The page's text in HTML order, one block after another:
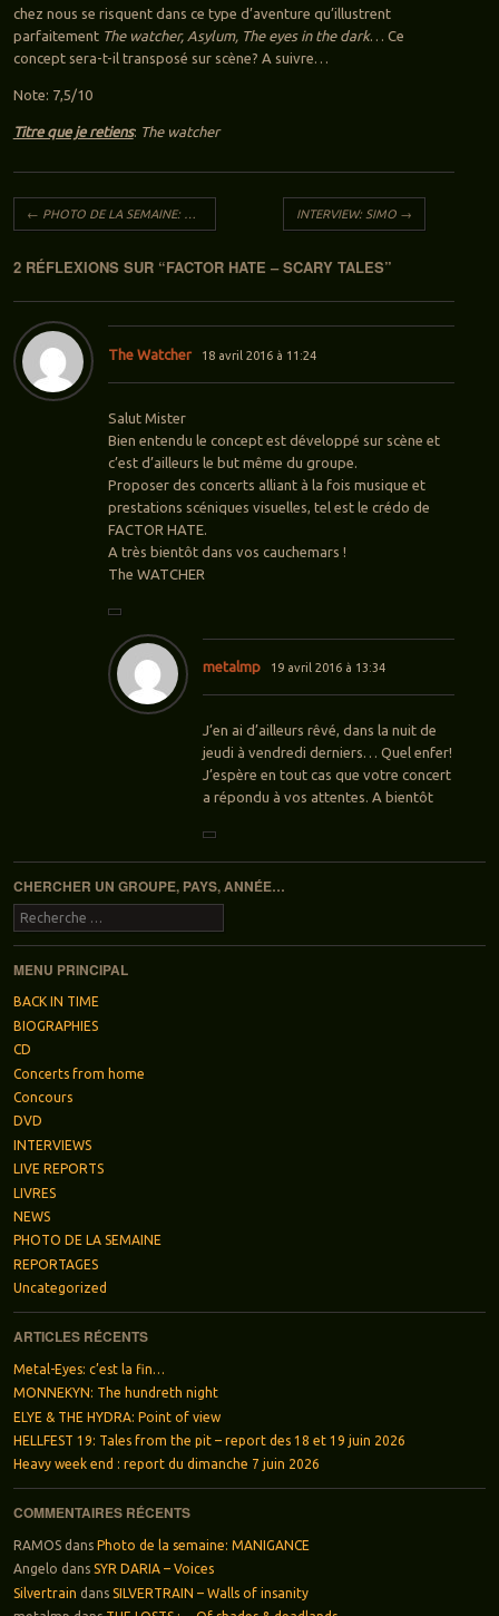
chez nous se risquent dans ce type d’aventure qu’illustrent
parfaitement The watcher, Asylum, The eyes in the dark… Ce
concept sera-t-il transposé sur scène? A suivre…
Note: 7,5/10
Titre que je retiens: The watcher
Navigation des articles
← PHOTO DE LA SEMAINE: Klaus MEINE (SCORPIONS) INTERVIEW: SIMO →
2 RÉFLEXIONS SUR “FACTOR HATE – SCARY TALES”
The Watcher 18 avril 2016 à 11:24
Salut Mister
Bien entendu le concept est développé sur scène et
c’est d’ailleurs le but même du groupe.
Proposer des concerts alliant à la fois musique et
prestations scéniques visuelles, tel est le crédo de
FACTOR HATE.
A très bientôt dans vos cauchemars !
The WATCHER
metalmp 19 avril 2016 à 13:34
J’en ai d’ailleurs rêvé, dans la nuit de
jeudi à vendredi derniers… Quel enfer!
J’espère en tout cas que votre concert
a répondu à vos attentes. A bientôt
CHERCHER UN GROUPE, PAYS, ANNÉE…
Recherche
MENU PRINCIPAL
BACK IN TIME
BIOGRAPHIES
CD
Concerts from home
Concours
DVD
INTERVIEWS
LIVE REPORTS
LIVRES
NEWS
PHOTO DE LA SEMAINE
REPORTAGES
Uncategorized
ARTICLES RÉCENTS
Metal-Eyes: c’est la fin…
MONNEKYN: The hundreth night
ELYE & THE HYDRA: Point of view
HELLFEST 19: Tales from the pit – report des 18 et 19 juin 2026
Heavy week end : report du dimanche 7 juin 2026
COMMENTAIRES RÉCENTS
RAMOSdans Photo de la semaine: MANIGANCE
Angelo dans SYR DARIA – Voices
Silvertrain dans SILVERTRAIN – Walls of insanity